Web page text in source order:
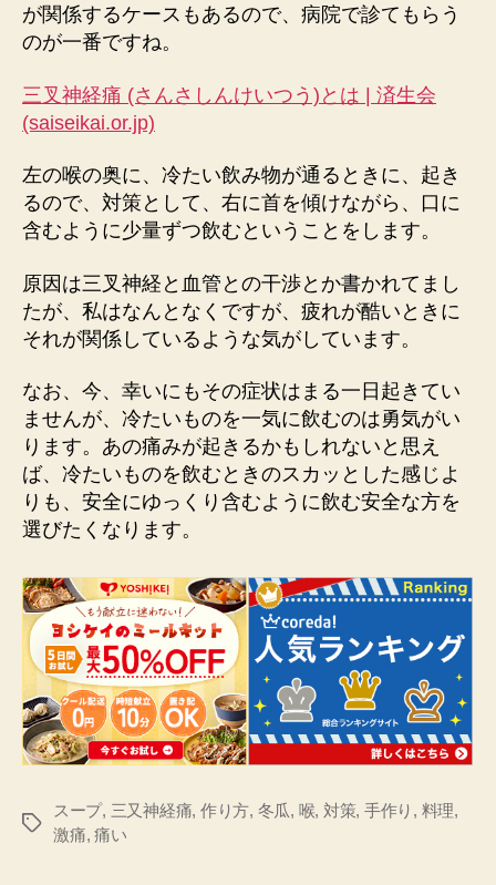
が関係するケースもあるので、病院で診てもらう
のが一番ですね。
三叉神経痛 (さんさしんけいつう)とは | 済生会
(saiseikai.or.jp)
左の喉の奥に、冷たい飲み物が通るときに、起き
るので、対策として、右に首を傾けながら、口に
含むように少量ずつ飲むということをします。
原因は三叉神経と血管との干渉とか書かれてまし
たが、私はなんとなくですが、疲れが酷いときに
それが関係しているような気がしています。
なお、今、幸いにもその症状はまる一日起きてい
ませんが、冷たいものを一気に飲むのは勇気がい
ります。あの痛みが起きるかもしれないと思え
ば、冷たいものを飲むときのスカッとした感じよ
りも、安全にゆっくり含むように飲む安全な方を
選びたくなります。
タ
スープ, 三又神経痛, 作り方, 冬瓜, 喉, 対策, 手作り , 料理,
激痛, 痛い